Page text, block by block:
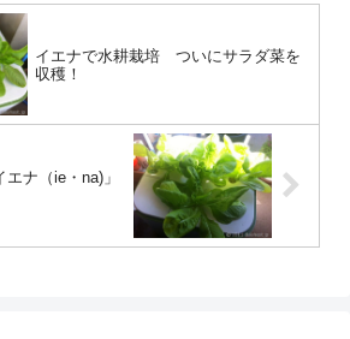
イエナで水耕栽培 ついにサラダ菜を
収穫！
ナ（ie・na)」